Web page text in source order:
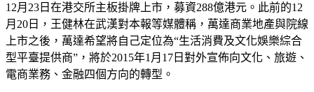
12月23日在港交所主板掛牌上市，募資288億港元。此前的12
月20日，王健林在武漢對本報等媒體稱，萬達商業地產與院線
上市之後，萬達希望將自己定位為“生活消費及文化娛樂綜合
型平臺提供商”，將於2015年1月17日對外宣佈向文化、旅遊、
電商業務、金融四個方向的轉型。